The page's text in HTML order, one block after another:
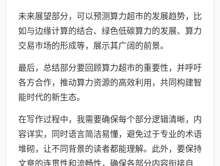
未来展望部分，可以预测算力超市的发展趋势，比
如与边缘计算的结合、绿色低碳算力的发展、算力
交易市场的形成等，展示其广阔的前景。
最后，总结部分要回顾算力超市的重要性，并呼吁
各方合作，推动算力资源的高效利用，共同构建智
能时代的新生态。
在写作过程中，我需要确保每个部分逻辑清晰，内
容详实，同时语言简洁易懂，避免过于专业的术语
堆砌，让不同背景的读者都能理解。此外，要保持
文章的连贯性和流畅性，确保各部分内容衔接自